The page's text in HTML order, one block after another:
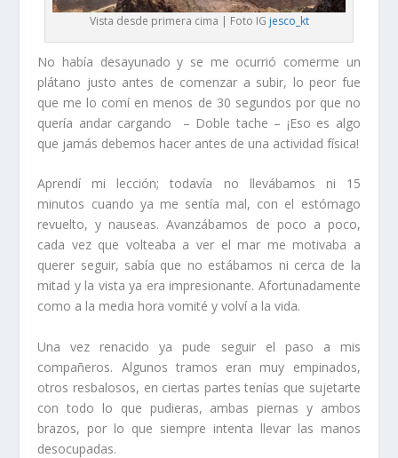
Vista desde primera cima | Foto IG jesco_kt
No había desayunado y se me ocurrió comerme un
plátano justo antes de comenzar a subir, lo peor fue
que me lo comí en menos de 30 segundos por que no
quería andar cargando – Doble tache – ¡Eso es algo
que jamás debemos hacer antes de una actividad física!
Aprendí mi lección; todavía no llevábamos ni 15
minutos cuando ya me sentía mal, con el estómago
revuelto, y nauseas. Avanzábamos de poco a poco,
cada vez que volteaba a ver el mar me motivaba a
querer seguir, sabía que no estábamos ni cerca de la
mitad y la vista ya era impresionante. Afortunadamente
como a la media hora vomité y volví a la vida.
Una vez renacido ya pude seguir el paso a mis
compañeros. Algunos tramos eran muy empinados,
otros resbalosos, en ciertas partes tenías que sujetarte
con todo lo que pudieras, ambas piernas y ambos
brazos, por lo que siempre intenta llevar las manos
desocupadas.